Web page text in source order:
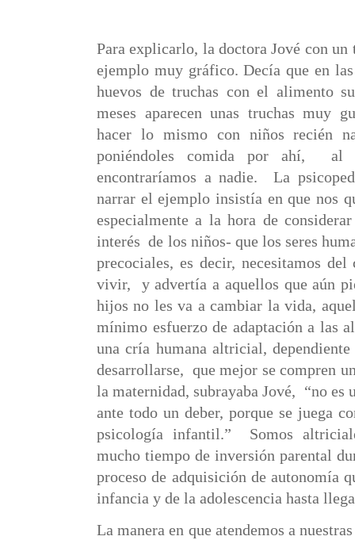
Para explicarlo, la doctora Jové con un
ejemplo muy gráfico. Decía que en
huevos de truchas con el alimento
meses aparecen unas truchas muy
hacer lo mismo con niños recién
poniéndoles comida por ahí,
al
encontraríamos a nadie.
La
narrar el ejemplo insistía en que nos
especialmente a la hora de
interés de los niños- que los seres
precociales, es decir, necesitamos del
vivir, y advertía a aquellos que aún
hijos no les va a cambiar la vida,
mínimo esfuerzo de adaptación a las
una cría humana altricial,
desarrollarse, que mejor se compren
la maternidad, subrayaba Jové,
“no es
ante todo un deber, porque se juega
psicología infantil.”
Somos
mucho tiempo de inversión parental
proceso de adquisición de autonomía
infancia y de la adolescencia hasta
La manera en que atendemos a